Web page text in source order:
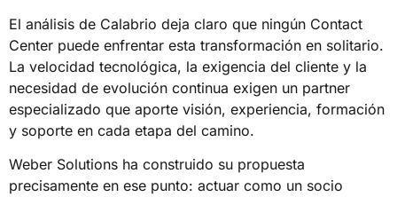
El análisis de Calabrio deja claro que ningún Contact
Center puede enfrentar esta transformación en solitario.
La velocidad tecnológica, la exigencia del cliente y la
necesidad de evolución continua exigen un partner
especializado que aporte visión, experiencia, formación
y soporte en cada etapa del camino.
Weber Solutions ha construido su propuesta
precisamente en ese punto: actuar como un socio